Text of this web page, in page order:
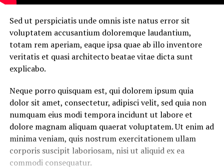
Sed ut perspiciatis unde omnis iste natus error sit
voluptatem accusantium doloremque laudantium,
totam rem aperiam, eaque ipsa quae ab illo inventore
veritatis et quasi architecto beatae vitae dicta sunt
explicabo.
Neque porro quisquam est, qui dolorem ipsum quia
dolor sit amet, consectetur, adipisci velit, sed quia non
numquam eius modi tempora incidunt ut labore et
dolore magnam aliquam quaerat voluptatem. Ut enim ad
minima veniam, quis nostrum exercitationem ullam
corporis suscipit laboriosam, nisi ut aliquid ex ea
commodi consequatur.